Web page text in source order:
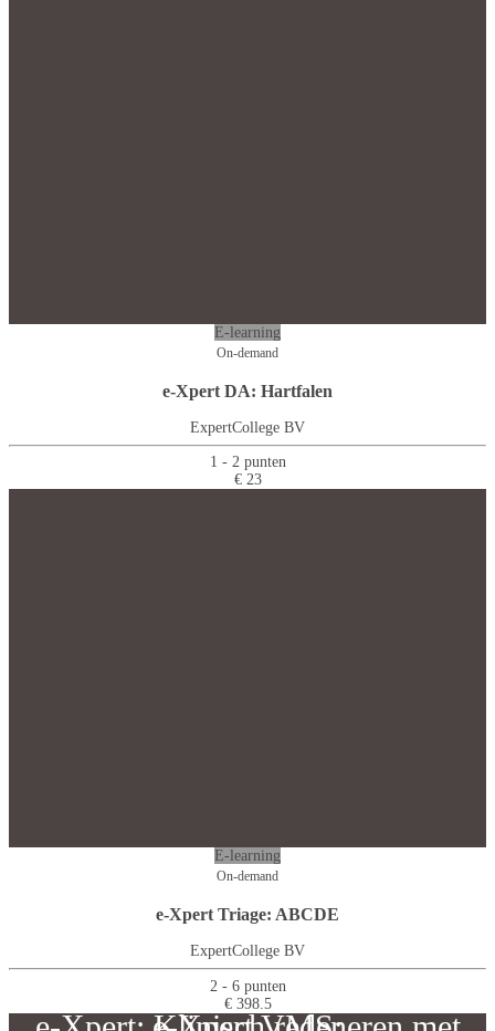
E-learning
On-demand
e-Xpert DA: Hartfalen
ExpertCollege BV
1 - 2 punten
€ 23
E-learning
On-demand
e-Xpert Triage: ABCDE
ExpertCollege BV
2 - 6 punten
€ 398.5